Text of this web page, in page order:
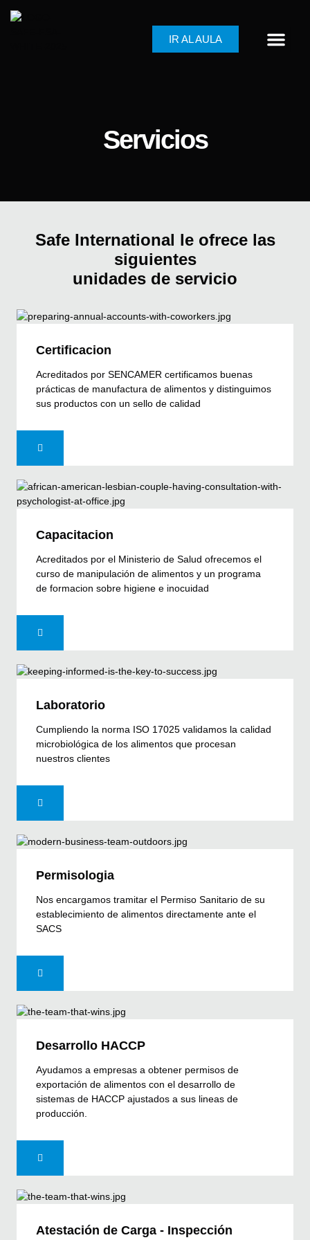
IR AL AULA
Servicios
Safe International le ofrece las
siguientes
unidades de servicio
Certificacion
Acreditados por SENCAMER certificamos buenas
prácticas de manufactura de alimentos y distinguimos
sus productos con un sello de calidad
Capacitacion
Acreditados por el Ministerio de Salud ofrecemos el
curso de manipulación de alimentos y un programa
de formacion sobre higiene e inocuidad
Laboratorio
Cumpliendo la norma ISO 17025 validamos la calidad
microbiológica de los alimentos que procesan
nuestros clientes
Permisologia
Nos encargamos tramitar el Permiso Sanitario de su
establecimiento de alimentos directamente ante el
SACS
Desarrollo HACCP
Ayudamos a empresas a obtener permisos de
exportación de alimentos con el desarrollo de
sistemas de HACCP ajustados a sus lineas de
producción.
Atestación de Carga - Inspección